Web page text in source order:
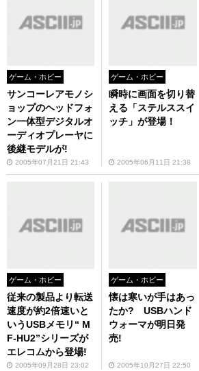
ゲーム・ホビー
サンコーレアモノシ
ョップのヘッドフォ
ン一体型デジタルオ
ーディオプレーヤに
後継モデルが!
2005年07月21日 21:43
ゲーム・ホビー
瞬時に画面を切り替
える「ステルススイ
ッチ」が登場！
2005年06月11日 21:38
ゲーム・ホビー
従来の製品より転送
速度が約2倍速いと
いうUSBメモリ“ M
F-HU2”シリーズが
エレコムから登場!
2005年09月28日 23:02
ゲーム・ホビー
懐は寒いが手はあっ
たか? USBハンド
ウォーマが明日発
売!
2005年10月27日 22:50